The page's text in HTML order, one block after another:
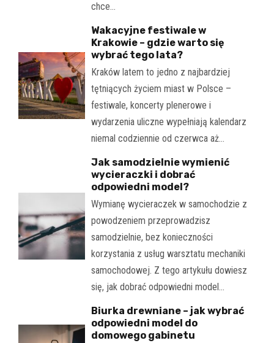
chce…
Wakacyjne festiwale w
Krakowie – gdzie warto się
wybrać tego lata?
Kraków latem to jedno z najbardziej
tętniących życiem miast w Polsce –
festiwale, koncerty plenerowe i
wydarzenia uliczne wypełniają kalendarz
niemal codziennie od czerwca aż…
Jak samodzielnie wymienić
wycieraczki i dobrać
odpowiedni model?
Wymianę wycieraczek w samochodzie z
powodzeniem przeprowadzisz
samodzielnie, bez konieczności
korzystania z usług warsztatu mechaniki
samochodowej. Z tego artykułu dowiesz
się, jak dobrać odpowiedni model…
Biurka drewniane – jak wybrać
odpowiedni model do
domowego gabinetu